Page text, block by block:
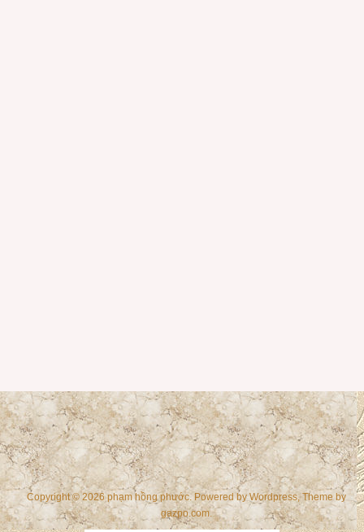
Copyright © 2026 phạm hồng phước. Powered byWordpress, Theme by
gazpo.com.